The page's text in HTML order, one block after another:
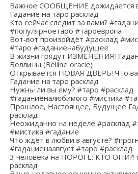
Важное СООБЩЕНИЕ дожидается
Гадание на таро расклад
Кто сейчас следит за вами?
#популярноетаро #тароевропа
Вот-вот произойдёт #расклад
#таро #гаданиенабудущее
В жизни грядут ИЗМЕНЕНИЯ!
Беллины (Belline oracle)
Открывается НОВАЯ ДВЕРЬ! Что
Гадание на таро расклад
Нужны ли вы ему? #таро #расклад
#гаданиеналюбимого #мистика
Прошлое, Настоящее, Будущее
расклад
Неожиданно на неделе #расклад
#мистика #гадание
Что ждёт в любви в августе?
#гаданиенаавгуст #таро #расклад
3 человека на ПОРОГЕ: КТО ОНИ?!
расклад